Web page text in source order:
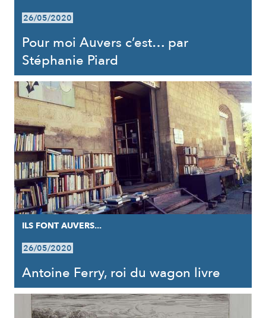
26/05/2020
Pour moi Auvers c’est… par
Stéphanie Piard
ILS FONT AUVERS...
26/05/2020
Antoine Ferry, roi du wagon livre